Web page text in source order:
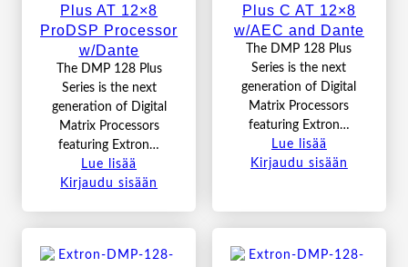
Plus AT 12×8
ProDSP Processor
w/Dante
The DMP 128 Plus
Series is the next
generation of Digital
Matrix Processors
featuring Extron…
Lue lisää
Kirjaudu sisään
Plus C AT 12×8
w/AEC and Dante
The DMP 128 Plus
Series is the next
generation of Digital
Matrix Processors
featuring Extron…
Lue lisää
Kirjaudu sisään